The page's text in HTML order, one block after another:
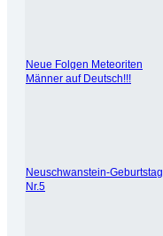
Neue Folgen Meteoriten
Männer auf Deutsch!!!
Neuschwanstein-Geburtstag
Nr.5